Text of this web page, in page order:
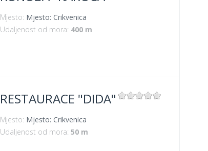
Mjesto: Mjesto: Crikvenica
Udaljenost od mora: 400 m
RESTAURACE "DIDA"
Mjesto: Mjesto: Crikvenica
Udaljenost od mora: 50 m